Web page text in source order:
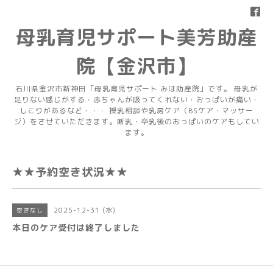
母乳育児サポート美芳助産
院【金沢市】
石川県金沢市新神田「母乳育児サポート みほ助産院」です。 母乳が
足りない感じがする・赤ちゃんが吸ってくれない・おっぱいが痛い・
しこりがあるなど・・・ 授乳相談や乳房ケア（BSケア・マッサー
ジ）をさせていただきます。断乳・卒乳後のおっぱいのケアもしてい
ます。
★★予約空き状況★★
空きなし 2025-12-31 (水)
本日のケア受付は終了しました